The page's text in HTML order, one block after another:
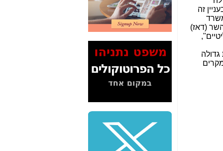
זה
(דאז)
2" על תעלולי השר
משה כחלון -כאן
המשך חשיפת הבלוף
ששמו "מהפיכת
הסלולר" ואיך מסרסים
את הנתונים לציבור -
כאן
סיכום ביקור בסיליקון
משקיעות ומפתחות
באותם תחומים -כאן
שלמה פילבר (עד
לאחרונה מנכ"ל משרד
התקשורת) - עד